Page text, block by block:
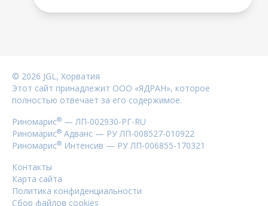
© 2026 JGL, Хорватия
Этот сайт принадлежит ООО «ЯДРАН», которое
полностью отвечает за его содержимое.
Риномарис® — ЛП-002930-РГ-RU
Риномарис® Адванс — РУ ЛП-008527-010922
Риномарис® Интенсив — РУ ЛП-006855-170321
Контакты
Карта сайта
Политика конфиденциальности
Сбор файлов cookies